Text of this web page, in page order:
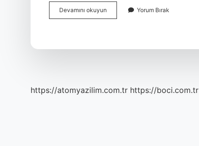
Devamını okuyun
A
Yorum Bırak
https://atomyazilim.com.tr https://boci.com.tr